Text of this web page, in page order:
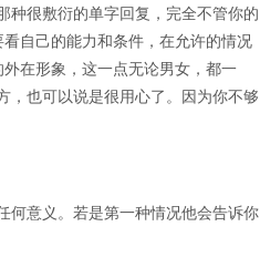
种很敷衍的单字回复，完全不管你的
自己的能力和条件，在允许的情况
在形象，这一点无论男女，都一
，也可以说是很用心了。因为你不够
何意义。若是第一种情况他会告诉你